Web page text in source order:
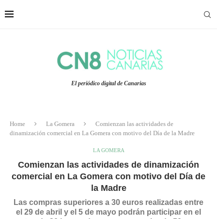
El periódico digital de Canarias
Home La Gomera
Comienzan las actividades de
dinamización comercial en La Gomera con motivo del Día de la Madre
LA GOMERA
Comienzan las actividades de dinamización
comercial en La Gomera con motivo del Día de
la Madre
Las compras superiores a 30 euros realizadas entre
el 29 de abril y el 5 de mayo podrán participar en el